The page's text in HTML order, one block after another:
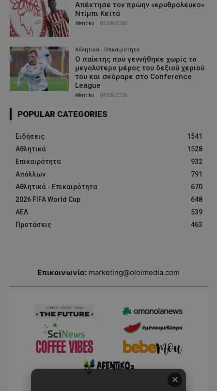
Απέκτησε τον πρώην «ερυθρόλευκο»
Ντίμπι Κεϊτά
Afentiko 07/08/2026
Αθλητικά - Επικαιρότητα
Ο παίκτης που γεννήθηκε χωρίς το
μεγαλύτερο μέρος του δεξιού χεριού
του και σκόραρε στο Conference
League
Afentiko 07/08/2026
POPULAR CATEGORIES
Ειδήσεις
1541
Αθλητικά
1528
Επικαιρότητα
932
Απόλλων
791
Αθλητικά - Επικαιρότητα
670
2026 FIFA World Cup
648
ΑΕΛ
539
Προτάσεις
463
Επικοινωνία: marketing@oloimedia.com
✕